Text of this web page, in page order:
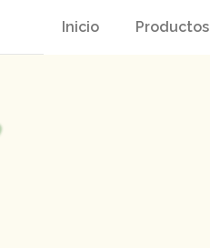
Inicio Productos